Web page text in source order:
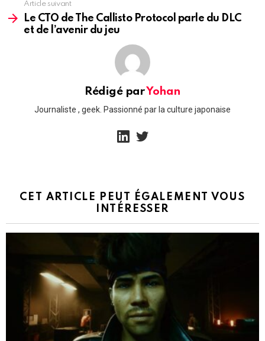
Article suivant
Le CTO de The Callisto Protocol parle du DLC
et de l’avenir du jeu
Rédigé parYohan
Journaliste , geek. Passionné par la culture japonaise
linkedin
CET ARTICLE PEUT ÉGALEMENT VOUS
INTÉRESSER